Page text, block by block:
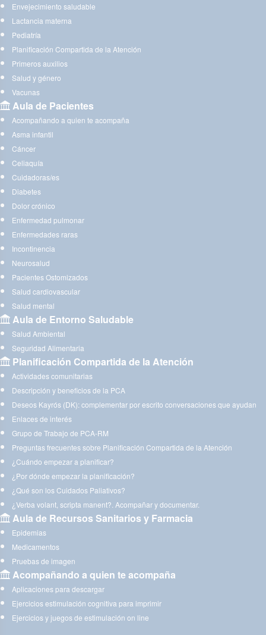
Envejecimiento saludable
Lactancia materna
Pediatría
Planificación Compartida de la Atención
Primeros auxilios
Salud y género
Vacunas
Aula de Pacientes
Acompañando a quien te acompaña
Asma infantil
Cáncer
Celiaquía
Cuidadoras/es
Diabetes
Dolor crónico
Enfermedad pulmonar
Enfermedades raras
Incontinencia
Neurosalud
Pacientes Ostomizados
Salud cardiovascular
Salud mental
Aula de Entorno Saludable
Salud Ambiental
Seguridad Alimentaria
Planificación Compartida de la Atención
Actividades comunitarias
Descripción y beneficios de la PCA
Deseos Kayrós (DK): complementar por escrito conversaciones que ayudan
Enlaces de interés
Grupo de Trabajo de PCA-RM
Preguntas frecuentes sobre Planificación Compartida de la Atención
¿Cuándo empezar a planificar?
¿Por dónde empezar la planificación?
¿Qué son los Cuidados Paliativos?
¿Verba volant, scripta manent?. Acompañar y documentar.
Aula de Recursos Sanitarios y Farmacia
Epidemias
Medicamentos
Pruebas de imagen
Acompañando a quien te acompaña
Aplicaciones para descargar
Ejercicios estimulación cognitiva para imprimir
Ejercicios y juegos de estimulación on line